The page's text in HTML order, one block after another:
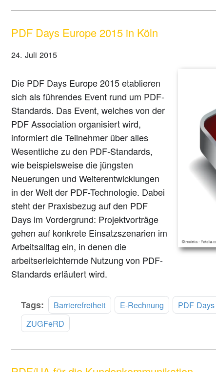
PDF Days Europe 2015 in Köln
24. Juli 2015
Die PDF Days Europe 2015 etablieren
sich als führendes Event rund um PDF-
Standards. Das Event, welches von der
PDF Association organisiert wird,
informiert die Teilnehmer über alles
Wesentliche zu den PDF-Standards,
wie beispielsweise die jüngsten
Neuerungen und Weiterentwicklungen
in der Welt der PDF-Technologie. Dabei
steht der Praxisbezug auf den PDF
Days im Vordergrund: Projektvorträge
gehen auf konkrete Einsatzszenarien im
Arbeitsalltag ein, in denen die
arbeitserleichternde Nutzung von PDF-
Standards erläutert wird.
Tags: Barrierefreiheit E-Rechnung
PDF Days
ZUGFeRD